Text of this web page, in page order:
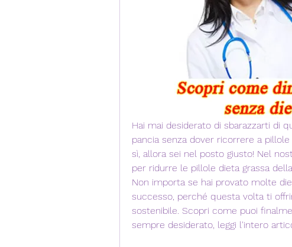
Hai mai desiderato di sbarazzarti di
pancia senza dover ricorrere a
sì, allora sei nel posto giusto! Nel
per ridurre le pillole dieta grassa
Non importa se hai provato molte
successo, perché questa volta ti
sostenibile. Scopri come puoi
sempre desiderato, leggi l'intero